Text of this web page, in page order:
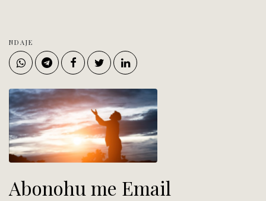
NDAJE
Abonohu me Email